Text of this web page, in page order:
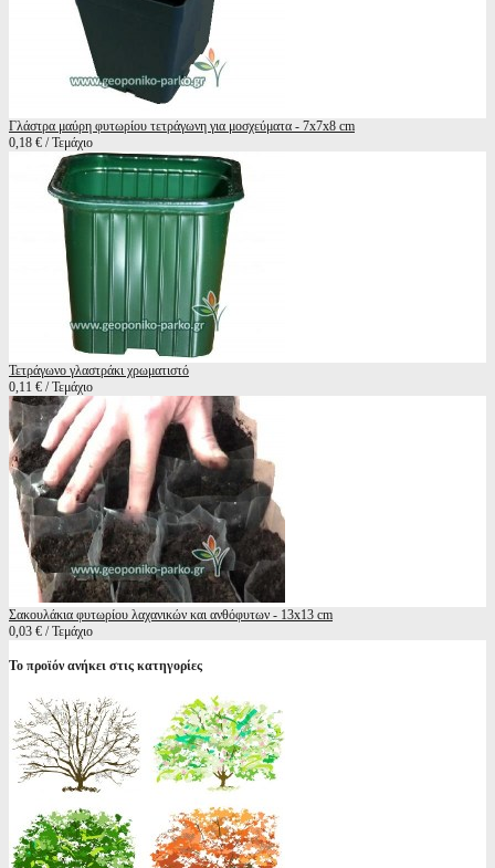
Γλάστρα μαύρη φυτωρίου τετράγωνη για μοσχεύματα - 7x7x8 cm
0,18 € / Τεμάχιο
Τετράγωνο γλαστράκι χρωματιστό
0,11 € / Τεμάχιο
Σακουλάκια φυτωρίου λαχανικών και ανθόφυτων - 13x13 cm
0,03 € / Τεμάχιο
Το προϊόν ανήκει στις κατηγορίες